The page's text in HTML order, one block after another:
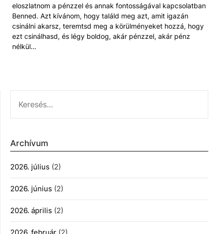
eloszlatnom a pénzzel és annak fontosságával kapcsolatban
Benned. Azt kívánom, hogy találd meg azt, amit igazán
csinálni akarsz, teremtsd meg a körülményeket hozzá, hogy
ezt csinálhasd, és légy boldog, akár pénzzel, akár pénz
nélkül…
Archívum
2026. július (2)
2026. június (2)
2026. április (2)
2026. február (2)